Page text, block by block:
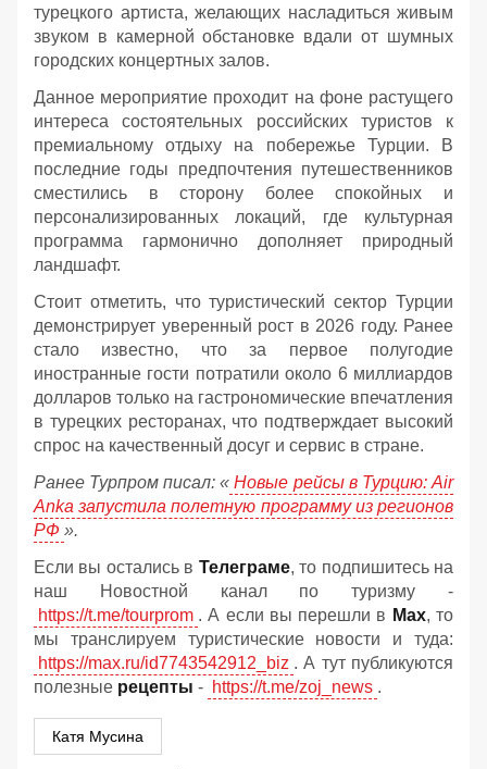
турецкого артиста, желающих насладиться живым
звуком в камерной обстановке вдали от шумных
городских концертных залов.
Данное мероприятие проходит на фоне растущего
интереса состоятельных российских туристов к
премиальному отдыху на побережье Турции. В
последние годы предпочтения путешественников
сместились в сторону более спокойных и
персонализированных локаций, где культурная
программа гармонично дополняет природный
ландшафт.
Стоит отметить, что туристический сектор Турции
демонстрирует уверенный рост в 2026 году. Ранее
стало известно, что за первое полугодие
иностранные гости потратили около 6 миллиардов
долларов только на гастрономические впечатления
в турецких ресторанах, что подтверждает высокий
спрос на качественный досуг и сервис в стране.
Ранее Турпром писал: « Новые рейсы в Турцию: Air
Anka запустила полетную программу из регионов
РФ ».
Если вы остались в Телеграме, то подпишитесь на
наш Новостной канал по туризму -
https://t.me/tourprom . А если вы перешли в Мах, то
мы транслируем туристические новости и туда:
https://max.ru/id7743542912_biz . А тут публикуются
полезные рецепты - https://t.me/zoj_news .
Катя Мусина